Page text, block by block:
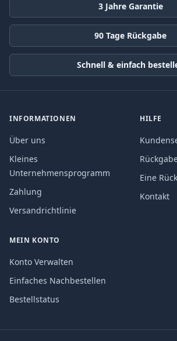
3 Jahre Garantie
90 Tage Rückgabe
Schnell & einfach
INFORMATIONEN
Über uns
Kleines
Unternehmensprogramm
Zahlung
Versandrichtlinie
HILFE
Eine
Kontakt
MEIN KONTO
Konto Verwalten
Einfaches Nachbestellen
Bestellstatus